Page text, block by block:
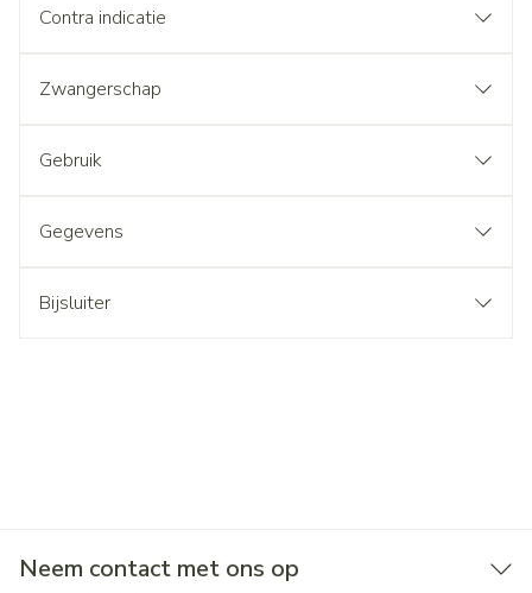
Contra indicatie
Zwangerschap
Gebruik
Gegevens
Bijsluiter
Neem contact met ons op